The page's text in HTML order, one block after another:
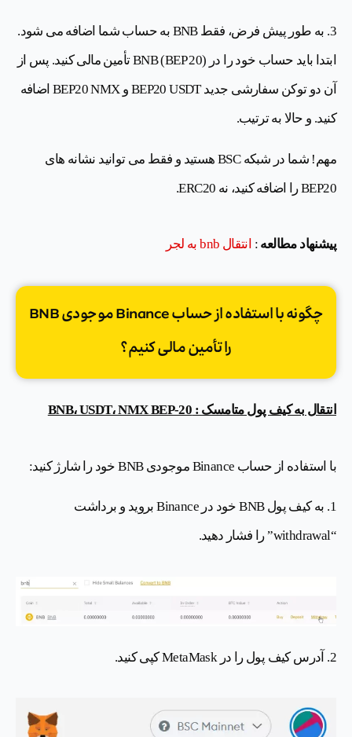
3. به طور پیش فرض، فقط BNB به حساب شما اضافه می شود.
ابتدا باید حساب خود را در BNB (BEP 20) تأمین مالی کنید. پس از
آن دو توکن سفارشی جدید BEP20 USDT و BEP20 NMX اضافه
کنید. و حالا به ترتیب.
مهم! شما در شبکه BSC هستید و فقط می توانید نشانه های
BEP20 را اضافه کنید، نه ERC20.
پیشنهاد مطالعه : انتقال bnb به لجر
چگونه با استفاده از حساب Binance موجودی BNB
را تأمین مالی کنیم؟
انتقال به کیف پول متامسک : BNB، USDT، NMX BEP-20
با استفاده از حساب Binance موجودی BNB خود را شارژ کنید:
1. به کیف پول BNB خود در Binance بروید و برداشت
“withdrawal” را فشار دهید.
2. آدرس کیف پول را در MetaMask کپی کنید.